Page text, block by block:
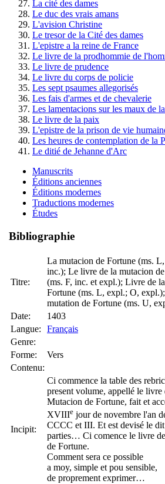
La cité des dames
Le duc des vrais amans
L'avision Christine
Le tresor de la Cité des dames
L'epistre a la reine de France
Le livre de la prodhommie de
Le livre de prudence
Le livre du corps de policie
Les sept psaumes allegorisés
Les fais d'armes et de chevalerie
Les lamentacions sur les maux de
Le livre de la paix
L'epistre de la prison de vie
Les heures de contemplation de la
Le ditié de Jehanne d'Arc
Manuscrits
Éditions anciennes
Éditions modernes
Traductions modernes
Études
Bibliographie
Titre:
La mutacion de Fortune (ms.
inc.); Le livre de la mutacion
(ms. F, inc. et expl.); Livre de
Fortune (ms. L, expl.; O,
mutation de Fortune (ms. U,
Date:
1403
Langue:
Français
Genre:
Forme:
Vers
Contenu:
Incipit:
Ci commence la table des
present volume, appellé le livre
Mutacion de Fortune, fait et
XVIIIe jour de novembre l'an
CCCC et III. Et est devisé le
parties… Ci comence le livre
de Fortune.
Comment sera ce possible
a moy, simple et pou sensible,
de proprement exprimer…